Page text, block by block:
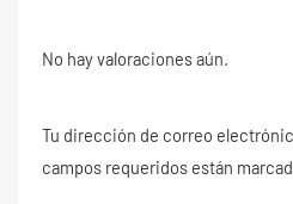
No hay valoraciones aún.
Tu dirección de correo
campos requeridos están